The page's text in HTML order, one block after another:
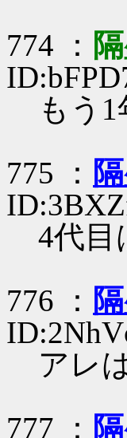
774 ：
もう
775 ：
4代目
776 ：
アレ
777 ：